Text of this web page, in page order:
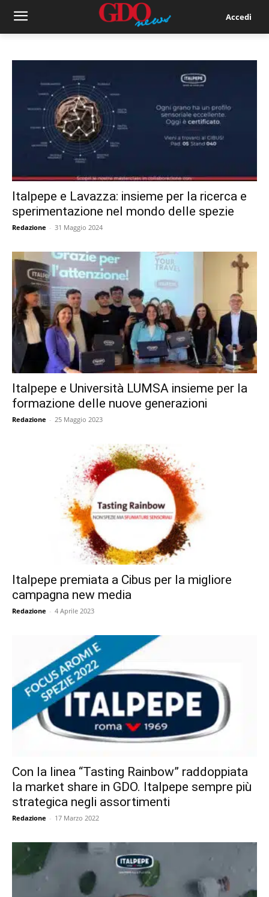
Accedi
Italpepe e Lavazza: insieme per la ricerca e
sperimentazione nel mondo delle spezie
Redazione - 31 Maggio 2024
Italpepe e Università LUMSA insieme per la
formazione delle nuove generazioni
Redazione - 25 Maggio 2023
Italpepe premiata a Cibus per la migliore
campagna new media
Redazione - 4 Aprile 2023
Con la linea “Tasting Rainbow” raddoppiata
la market share in GDO. Italpepe sempre più
strategica negli assortimenti
Redazione - 17 Marzo 2022